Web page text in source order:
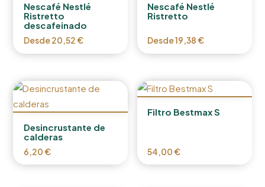
Nescafé Nestlé
Ristretto
descafeinado
Desde20,52€
Nescafé Nestlé
Ristretto
Desde19,38€
Desincrustante de
calderas
6,20€
Filtro Bestmax S
54,00€